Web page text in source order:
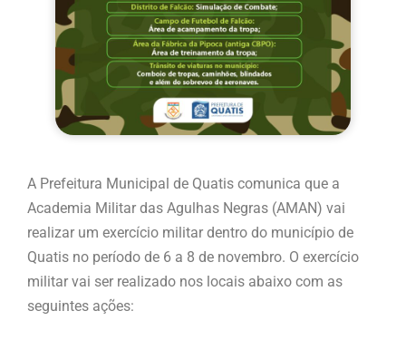
A Prefeitura Municipal de Quatis comunica que a
Academia Militar das Agulhas Negras (AMAN) vai
realizar um exercício militar dentro do município de
Quatis no período de 6 a 8 de novembro. O exercício
militar vai ser realizado nos locais abaixo com as
seguintes ações: